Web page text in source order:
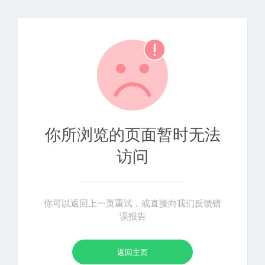
你所浏览的页面暂时无法
访问
你可以返回上一页重试，或直接向我们反馈错
误报告
返回主页